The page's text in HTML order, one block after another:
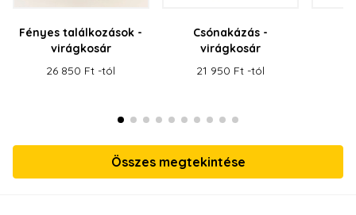
Fényes találkozások -
virágkosár
26 850 Ft -tól
Csónakázás -
virágkosár
21 950 Ft -tól
Összes megtekintése